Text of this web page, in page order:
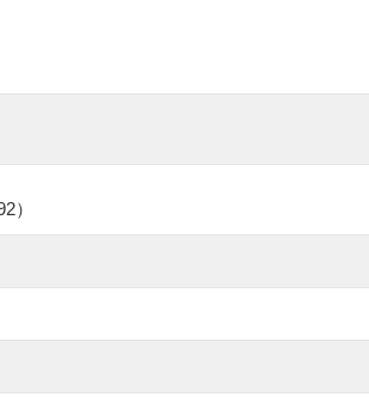
）